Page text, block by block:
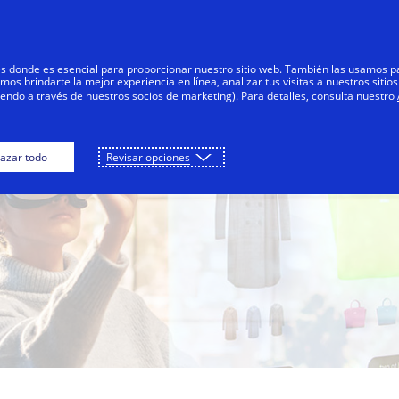
Negocios Innovadores
donde es esencial para proporcionar nuestro sitio web. También las usamos
brindarte la mejor experiencia en línea, analizar tus visitas a nuestros
a través de nuestros socios de marketing). Para detalles, consulta nuestro
todo Revisar opciones